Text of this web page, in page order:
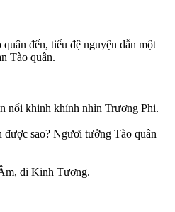
đến, tiểu đệ nguyện dẫn một
Tào quân.
nổi khinh khỉnh nhìn Trương Phi.
sao? Ngươi tưởng Tào quân
đi Kinh Tương.